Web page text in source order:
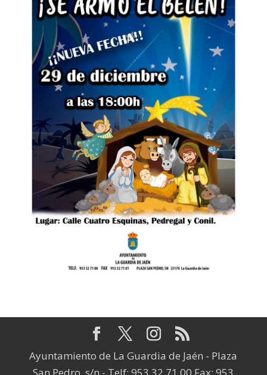
Ayuntamiento de La Guardia de Jaén - Plaza
San Pedro, s/n - Telf: 953 32 71 00 Fax: 953